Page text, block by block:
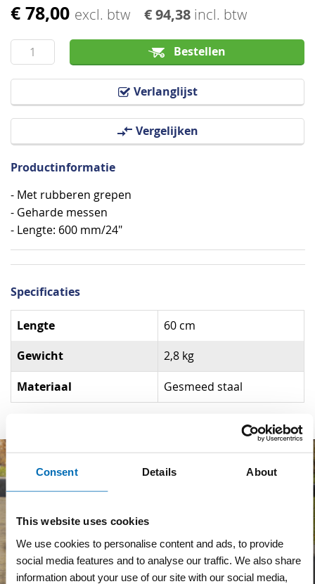
Consent Details About
This website uses cookies
We use cookies to personalise content and ads, to provide
social media features and to analyse our traffic. We also share
information about your use of our site with our social media,
€ 78,00 excl. btw € 94,38 incl. btw
Bestellen
Verlanglijst
Vergelijken
Ga
het
begin
van
Productinformatie
- Met rubberen grepen
- Geharde messen
- Lengte: 600 mm/24"
Specificaties
Specificaties
Lengte 60 cm
Gewicht 2,8 kg
Materiaal Gesmeed staal